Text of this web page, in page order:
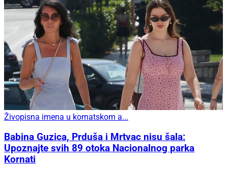
Živopisna imena u kornatskom a...
Babina Guzica, Prduša i Mrtvac nisu šala:
Upoznajte svih 89 otoka Nacionalnog parka
Kornati